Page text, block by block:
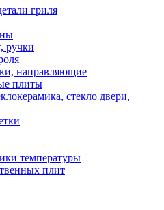
гриля
ручки
направляющие
плиты
стекло двери,
температуры
плит